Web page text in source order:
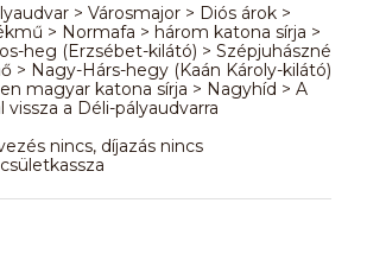
> Városmajor > Diós árok >
> Normafa > három katona sírja >
heg (Erzsébet-kilátó) > Szépjuhászné
> Nagy-Hárs-hegy (Kaán Károly-kilátó)
magyar katona sírja > Nagyhíd > A
vissza a Déli-pályaudvarra
nincs, díjazás nincs